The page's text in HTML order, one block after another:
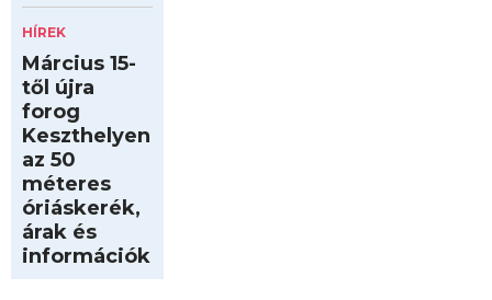
HÍREK
Március 15-
től újra
forog
Keszthelyen
az 50
méteres
óriáskerék,
árak és
információk